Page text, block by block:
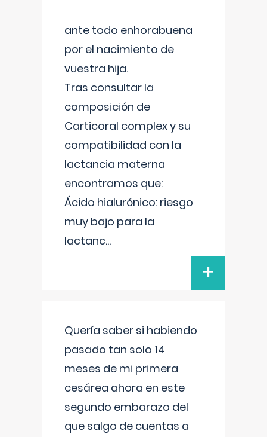
ante todo enhorabuena
por el nacimiento de
vuestra hija.
Tras consultar la
composición de
Carticoral complex y su
compatibilidad con la
lactancia materna
encontramos que:
Ácido hialurónico: riesgo
muy bajo para la
lactanc...
+
Quería saber si habiendo
pasado tan solo 14
meses de mi primera
cesárea ahora en este
segundo embarazo del
que salgo de cuentas a